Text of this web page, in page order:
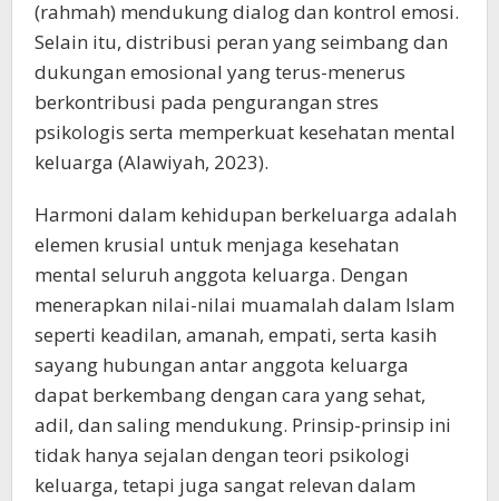
(rahmah) mendukung dialog dan kontrol emosi.
Selain itu, distribusi peran yang seimbang dan
dukungan emosional yang terus-menerus
berkontribusi pada pengurangan stres
psikologis serta memperkuat kesehatan mental
keluarga (Alawiyah, 2023).
Harmoni dalam kehidupan berkeluarga adalah
elemen krusial untuk menjaga kesehatan
mental seluruh anggota keluarga. Dengan
menerapkan nilai-nilai muamalah dalam Islam
seperti keadilan, amanah, empati, serta kasih
sayang hubungan antar anggota keluarga
dapat berkembang dengan cara yang sehat,
adil, dan saling mendukung. Prinsip-prinsip ini
tidak hanya sejalan dengan teori psikologi
keluarga, tetapi juga sangat relevan dalam